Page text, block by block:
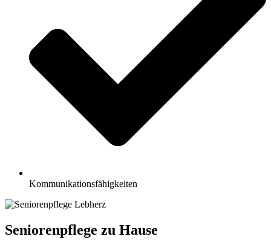
Kommunikationsfähigkeiten
Seniorenpflege zu Hause